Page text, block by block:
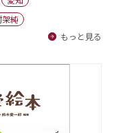
純
もっと見る